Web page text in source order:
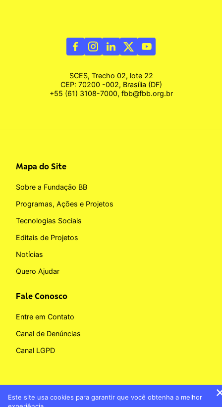
SCES, Trecho 02, lote 22
CEP: 70200 -002, Brasília (DF)
+55 (61) 3108-7000, fbb@fbb.org.br
Mapa do Site
Sobre a Fundação BB
Programas, Ações e Projetos
Tecnologias Sociais
Editais de Projetos
Notícias
Quero Ajudar
Fale Conosco
Entre em Contato
Canal de Denúncias
Canal LGPD
Este site usa cookies para garantir que você obtenha a melhor